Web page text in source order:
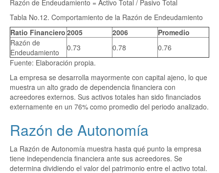
Razón de Endeudamiento = Activo Total / Pasivo Total
Tabla No.12. Comportamiento de la Razón de Endeudamiento
Ratio Financiero 2005 2006
Promedio
Razón de
Endeudamiento
0.73 0.78
0.76
Fuente: Elaboración propia.
La empresa se desarrolla mayormente con capital ajeno, lo que
muestra un alto grado de dependencia financiera con
acreedores externos. Sus activos totales han sido financiados
externamente en un 76% como promedio del periodo analizado.
Razón de Autonomía
La Razón de Autonomía muestra hasta qué punto la empresa
tiene independencia financiera ante sus acreedores. Se
determina dividiendo el valor del patrimonio entre el activo total.